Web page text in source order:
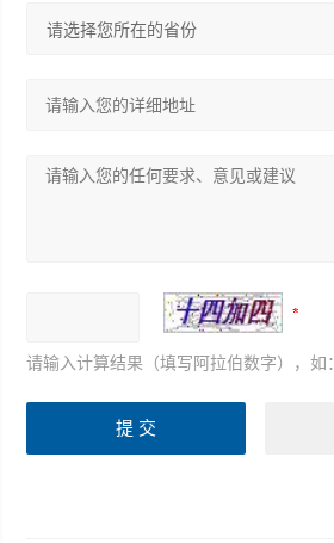
请输入计算结果（填写阿拉伯数字），如